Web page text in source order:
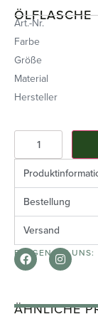
ÖLFLASCHE
Art.-Nr.
Farbe
Größe
Material
Hersteller
Bestellung
Versand
FOLGEN SIE UNS:
ÄHNLICHE